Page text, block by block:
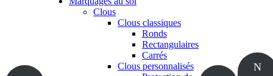
Clous
Clous classiques
Ronds
Rectangulaires
Carrés
Clous personnalisés
N